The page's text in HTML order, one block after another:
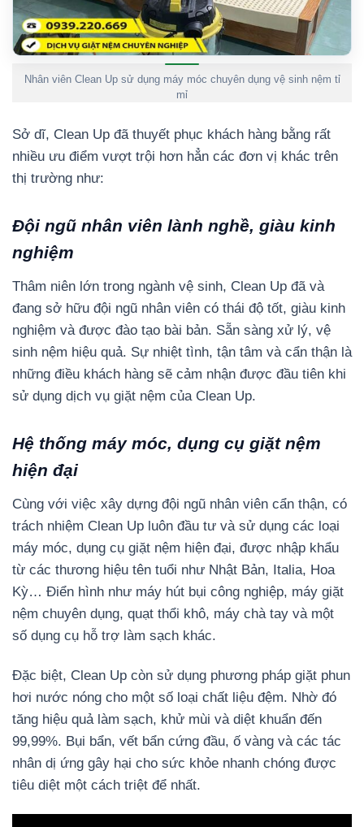
Nhân viên Clean Up sử dụng máy móc chuyên dụng vệ sinh nệm tỉ
mỉ
Sở dĩ, Clean Up đã thuyết phục khách hàng bằng rất
nhiều ưu điểm vượt trội hơn hẳn các đơn vị khác trên
thị trường như:
Đội ngũ nhân viên lành nghề, giàu kinh
nghiệm
Thâm niên lớn trong ngành vệ sinh, Clean Up đã và
đang sở hữu đội ngũ nhân viên có thái độ tốt, giàu kinh
nghiệm và được đào tạo bài bản. Sẵn sàng xử lý, vệ
sinh nệm hiệu quả. Sự nhiệt tình, tận tâm và cẩn thận là
những điều khách hàng sẽ cảm nhận được đầu tiên khi
sử dụng dịch vụ giặt nệm của Clean Up.
Hệ thống máy móc, dụng cụ giặt nệm
hiện đại
Cùng với việc xây dựng đội ngũ nhân viên cẩn thận, có
trách nhiệm Clean Up luôn đầu tư và sử dụng các loại
máy móc, dụng cụ giặt nệm hiện đại, được nhập khẩu
từ các thương hiệu tên tuổi như Nhật Bản, Italia, Hoa
Kỳ… Điển hình như máy hút bụi công nghiệp, máy giặt
nệm chuyên dụng, quạt thổi khô, máy chà tay và một
số dụng cụ hỗ trợ làm sạch khác.
Đặc biệt, Clean Up còn sử dụng phương pháp giặt phun
hơi nước nóng cho một số loại chất liệu đệm. Nhờ đó
tăng hiệu quả làm sạch, khử mùi và diệt khuẩn đến
99,99%. Bụi bẩn, vết bẩn cứng đầu, ố vàng và các tác
nhân dị ứng gây hại cho sức khỏe nhanh chóng được
tiêu diệt một cách triệt để nhất.